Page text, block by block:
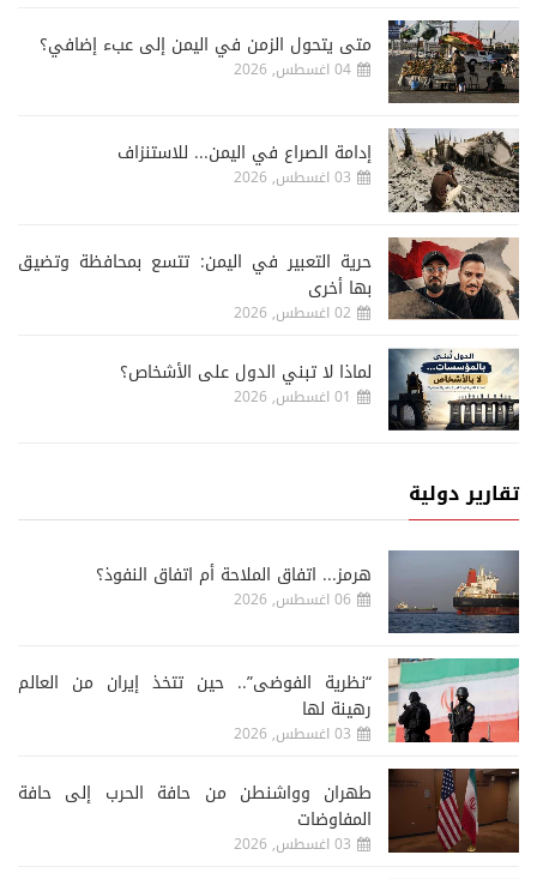
متى يتحول الزمن في اليمن إلى عبء إضافي؟
04 اغسطس, 2026
إدامة الصراع في اليمن... للاستنزاف
03 اغسطس, 2026
حرية التعبير في اليمن: تتسع بمحافظة وتضيق
بها أخرى
02 اغسطس, 2026
لماذا لا تبني الدول على الأشخاص؟
01 اغسطس, 2026
تقارير دولية
هرمز... اتفاق الملاحة أم اتفاق النفوذ؟
06 اغسطس, 2026
“نظرية الفوضى”.. حين تتخذ إيران من العالم
رهينة لها
03 اغسطس, 2026
طهران وواشنطن من حافة الحرب إلى حافة
المفاوضات
03 اغسطس, 2026